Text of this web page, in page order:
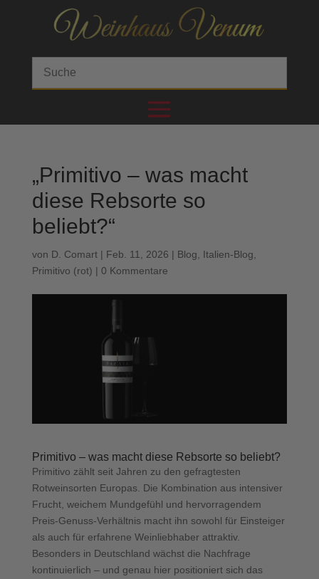
„Primitivo – was macht
diese Rebsorte so
beliebt?“
von D. Comart| Feb. 11, 2026 | Blog Italien-Blog
Primitivo (rot) | 0 Kommentare
Primitivo – was macht diese Rebsorte so beliebt?
Primitivo zählt seit Jahren zu den gefragtesten
Rotweinsorten Europas. Die Kombination aus intensiver
Frucht, weichem Mundgefühl und hervorragendem
Preis-Genuss-Verhältnis macht ihn sowohl für Einsteiger
als auch für erfahrene Weinliebhaber attraktiv.
Besonders in Deutschland wächst die Nachfrage
kontinuierlich – und genau hier positioniert sich das